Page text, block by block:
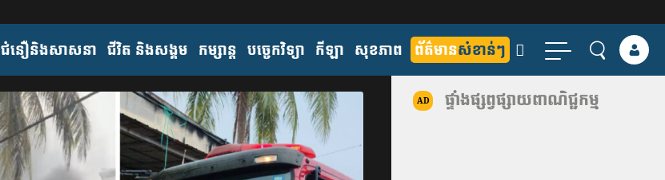
ជំនឿនិងសាសនា ជីវិត និងសង្គម កម្សាន្ត បច្ចេកវិទ្យា កីឡា សុខភាព ព័ត៌មានសំខាន់ៗ
AD ផ្ទាំងផ្សព្វផ្សាយពាណិជ្ជកម្ម